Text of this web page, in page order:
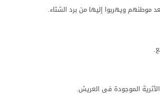
موطنهم ويهربوا إليها من برد الشتاء.
الموجودة فى العريش.